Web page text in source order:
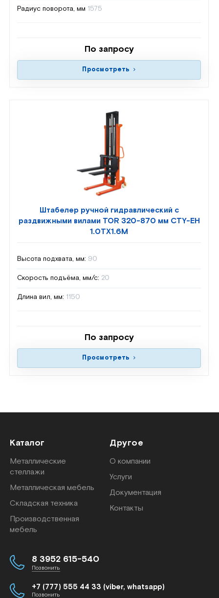
Радиус поворота, мм 1575
По запросу
Просмотреть
Штабелер ручной гидравлический с
раздвижными вилами TOR 320-870 мм CTY-EH
1.0TX1.6M
Высота подхвата, мм: 90
Скорость подъёма, мм/с: 20
Длина вил, мм: 1150
По запросу
Просмотреть
Каталог
Металлические
стеллажи
Металлическая мебель
Складская техника
Производственная
мебель
Другое
О компании
Услуги
Документация
Контакты
8 3952 615-540
Позвонить
+7 (777) 555 44 33 (viber, whatsapp)
Позвонить